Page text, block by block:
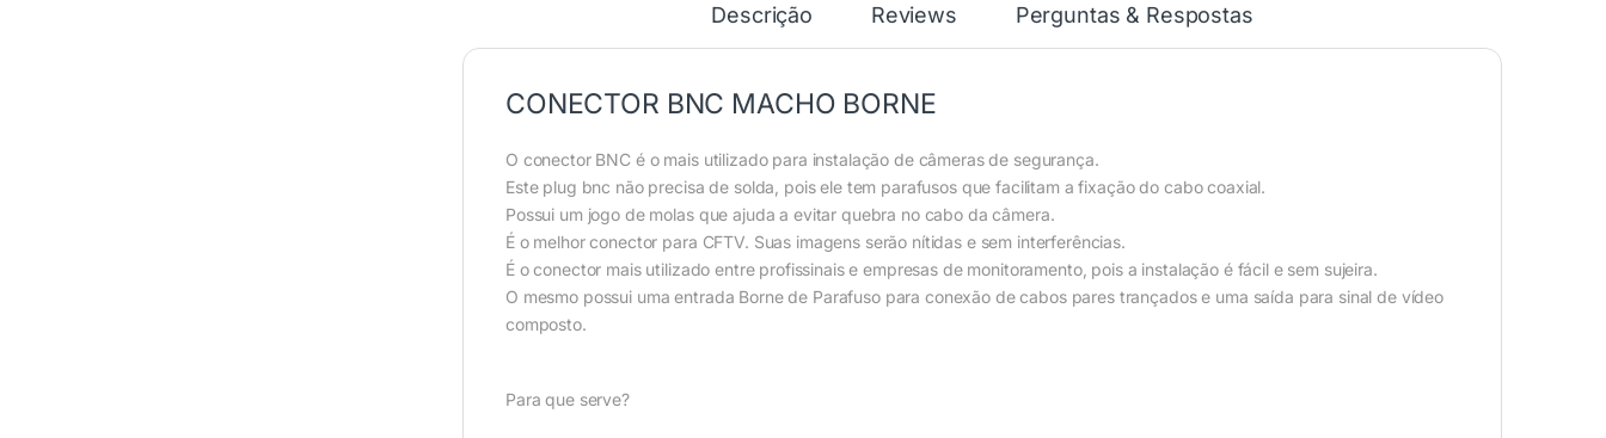
Descrição Reviews Perguntas & Respostas
CONECTOR BNC MACHO BORNE
O conector BNC é o mais utilizado para instalação de câmeras de segurança.
Este plug bnc não precisa de solda, pois ele tem parafusos que facilitam a fixação do cabo coaxial.
Possui um jogo de molas que ajuda a evitar quebra no cabo da câmera.
É o melhor conector para CFTV. Suas imagens serão nítidas e sem interferências.
É o conector mais utilizado entre profissinais e empresas de monitoramento, pois a instalação é fácil e sem sujeira.
O mesmo possui uma entrada Borne de Parafuso para conexão de cabos pares trançados e uma saída para sinal de vídeo
composto.
Para que serve?